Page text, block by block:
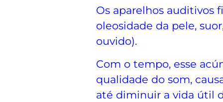
Os aparelhos auditivos
oleosidade da pele,
ouvido).
Com o tempo, esse
qualidade do som,
até diminuir a vida útil